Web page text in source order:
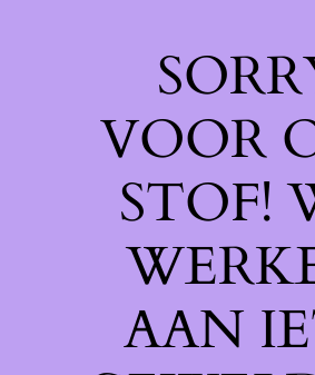
VOOR
STOF!
AAN